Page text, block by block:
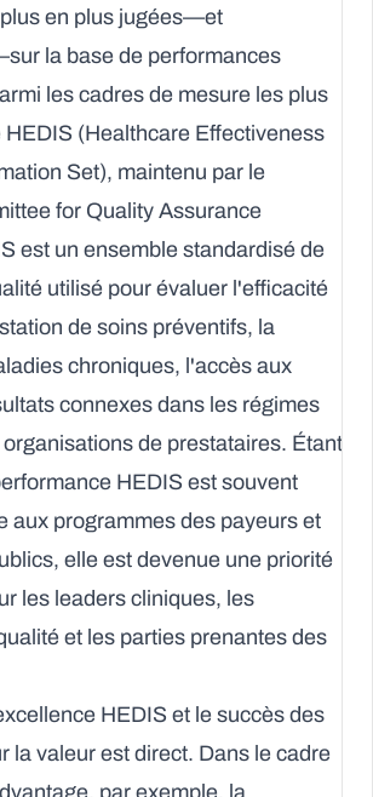
en plus jugées—et
la base de performances
les cadres de mesure les plus
HEDIS (Healthcare Effectiveness
Set), maintenu par le
for Quality Assurance
est un ensemble standardisé de
utilisé pour évaluer l'efficacité
de soins préventifs, la
chroniques, l'accès aux
connexes dans les régimes
de prestataires. Étant
HEDIS est souvent
aux programmes des payeurs et
elle est devenue une priorité
les leaders cliniques, les
et les parties prenantes des
HEDIS et le succès des
la valeur est direct. Dans le cadre
par exemple, la